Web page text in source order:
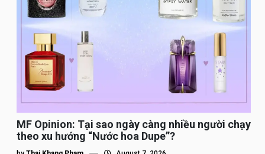
MF Opinion: Tại sao ngày càng nhiều người chạy
theo xu hướng “Nước hoa Dupe”?